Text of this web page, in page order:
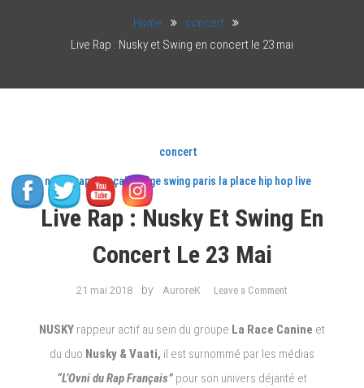
Home
concert
Live Rap : Nusky et Swing en concert le 23 mai
concert
nusky rap français belge swing paris la place hip hop live
Live Rap : Nusky Et Swing En
Concert Le 23 Mai
21 mai 2018 by AuroreK Leave a Comment
Rap
Nusky
et
NUSKY rappeur actif au sein du groupe La Race Canine et
du duo Nusky & Vaati, il est surnommé par les médias
“L’Ovni du Rap Français” pour son univers déjanté et